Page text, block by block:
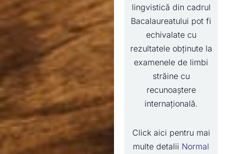
lingvistică din cadrul
Bacalaureatului pot fi
echivalate cu
rezultatele obținute la
examenele de limbi
străine cu
recunoaștere
internațională.
Click aici pentru mai
multe detalii Normal